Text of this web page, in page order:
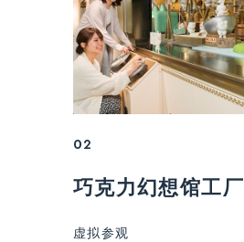
02
巧克力幻想馆工厂
虚拟参观